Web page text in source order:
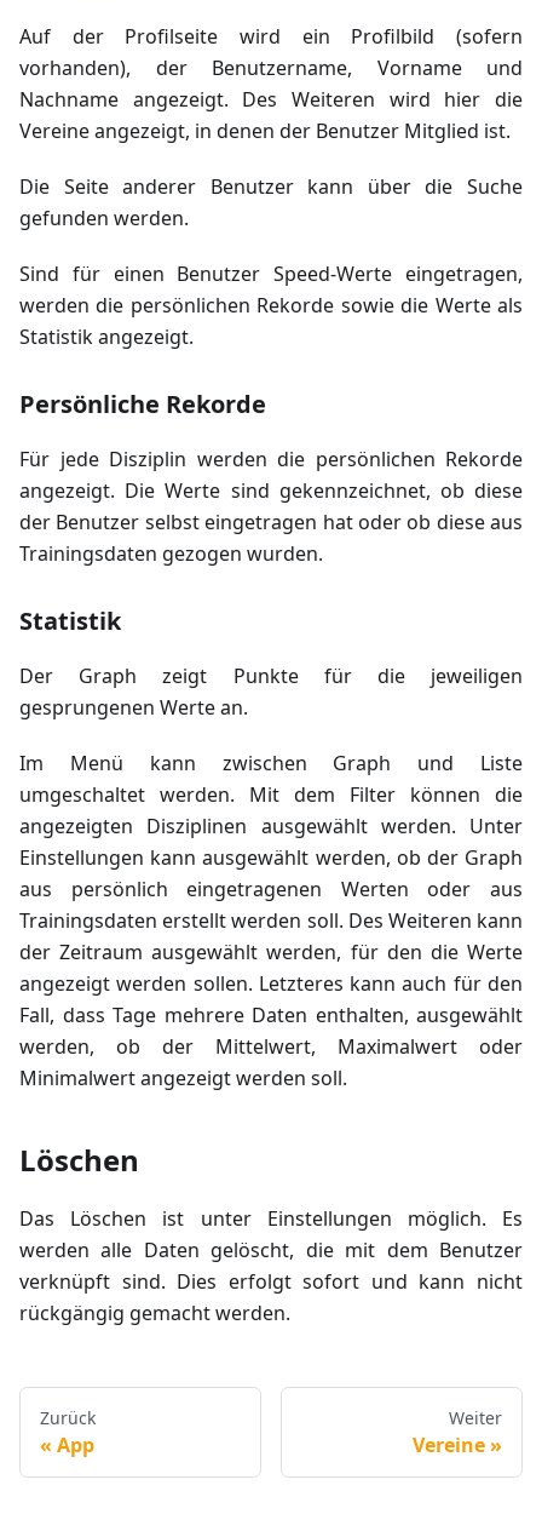
Auf der Profilseite wird ein Profilbild (sofern
vorhanden), der Benutzername, Vorname und
Nachname angezeigt. Des Weiteren wird hier die
Vereine angezeigt, in denen der Benutzer Mitglied ist.
Die Seite anderer Benutzer kann über die Suche
gefunden werden.
Sind für einen Benutzer Speed-Werte eingetragen,
werden die persönlichen Rekorde sowie die Werte als
Statistik angezeigt.
Persönliche Rekorde
Für jede Disziplin werden die persönlichen Rekorde
angezeigt. Die Werte sind gekennzeichnet, ob diese
der Benutzer selbst eingetragen hat oder ob diese aus
Trainingsdaten gezogen wurden.
Statistik
Der Graph zeigt Punkte für die jeweiligen
gesprungenen Werte an.
Im Menü kann zwischen Graph und Liste
umgeschaltet werden. Mit dem Filter können die
angezeigten Disziplinen ausgewählt werden. Unter
Einstellungen kann ausgewählt werden, ob der Graph
aus persönlich eingetragenen Werten oder aus
Trainingsdaten erstellt werden soll. Des Weiteren kann
der Zeitraum ausgewählt werden, für den die Werte
angezeigt werden sollen. Letzteres kann auch für den
Fall, dass Tage mehrere Daten enthalten, ausgewählt
werden, ob der Mittelwert, Maximalwert oder
Minimalwert angezeigt werden soll.
Löschen
Das Löschen ist unter Einstellungen möglich. Es
werden alle Daten gelöscht, die mit dem Benutzer
verknüpft sind. Dies erfolgt sofort und kann nicht
rückgängig gemacht werden.
Zurück
App
Weiter
Vereine